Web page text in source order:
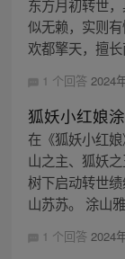
东方月初转世
似无赖，实则
欢都擎天，擅
1 个回答 2024
狐妖小红娘
在《狐妖小红
山之主、狐妖
树下启动转世
山苏苏。 涂山
1 个回答 2024